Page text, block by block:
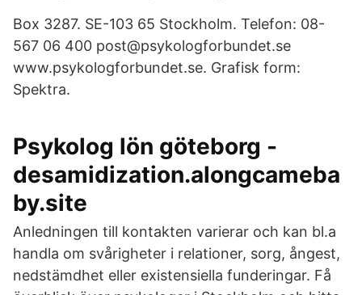
Box 3287. SE-103 65 Stockholm. Telefon: 08-
567 06 400 post@psykologforbundet.se
www.psykologforbundet.se. Grafisk form:
Spektra.
Psykolog lön göteborg -
desamidization.alongcameba
by.site
Anledningen till kontakten varierar och kan bl.a
handla om svårigheter i relationer, sorg, ångest,
nedstämdhet eller existensiella funderingar. Få